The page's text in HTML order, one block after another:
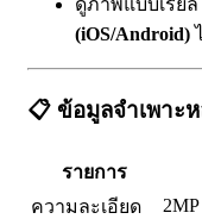
ดูภาพแบบเรีย
(iOS/Android)
📋 ข้อมูลจำเพาะห
รายการ
ความละเอียด